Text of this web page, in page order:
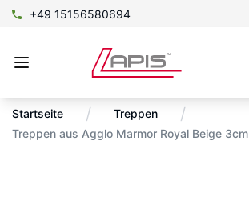
+49 15156580694
Startseite / Treppen /
Treppen aus Agglo Marmor Royal Beige 3cm